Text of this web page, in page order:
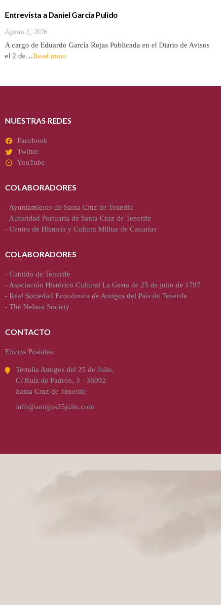
Entrevista a Daniel García Pulido
Agosto 3, 2026
A cargo de Eduardo García Rojas Publicada en el Diario de Avisos
el 2 de…Read more
NUESTRAS REDES
Facebook
Twitter
YouTube
COLABORADORES
- Ayuntamiento de Santa Cruz de Tenerife
- Autoridad Portuaria de Santa Cruz de Tenerife
- Centro de Historia y Cultura Militar de Canarias
COLABORADORES
- Cabildo de Tenerife
- Asociación Histórico Cultural La Gesta de 25 de julio de 1797
- Real Sociedad Económica de Amigos del País de Tenerife
- The Nelson Society
CONTACTO
Envíos Postales:
Tertulia Amigos del 25 de Julio.
C/ Ruíz de Padrón, 3 · 38002
Santa Cruz de Tenerife
info@amigos25julio.com